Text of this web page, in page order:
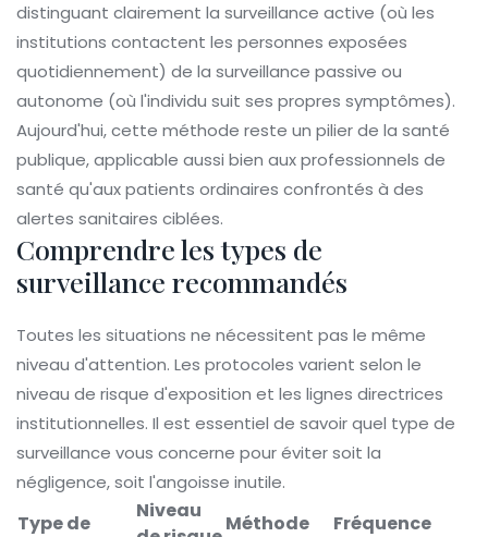
distinguant clairement la surveillance active (où les
institutions contactent les personnes exposées
quotidiennement) de la surveillance passive ou
autonome (où l'individu suit ses propres symptômes).
Aujourd'hui, cette méthode reste un pilier de la santé
publique, applicable aussi bien aux professionnels de
santé qu'aux patients ordinaires confrontés à des
alertes sanitaires ciblées.
Comprendre les types de
surveillance recommandés
Toutes les situations ne nécessitent pas le même
niveau d'attention. Les protocoles varient selon le
niveau de risque d'exposition et les lignes directrices
institutionnelles. Il est essentiel de savoir quel type de
surveillance vous concerne pour éviter soit la
négligence, soit l'angoisse inutile.
Type de
Niveau
Méthode
Fréquence